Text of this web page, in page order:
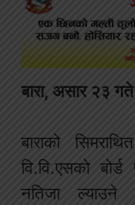
बारा, असार २३ गते
बाराको सिमराथित
वि.वि.एसको बोर्ड
नतिजा
ल्याउने